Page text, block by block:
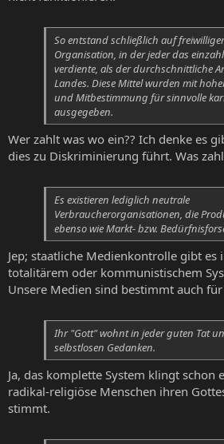
So entstand schließlich auf
Organisation, in der jeder das
verdiente, als der durchschnittliche
Landes. Diese Mittel wurden mit
und Mitbestimmung für sinnvolle
ausgegeben.
Wer zahlt was wo ein?? Ich denke es
dies zu Diskriminierung führt. Was
Es existieren lediglich neutrale
Verbraucherorganisationen, die
ebenso wie Markt- bzw.
Jep; staatliche Medienkontrolle gibt es
totalitärem oder kommunistischem
Unsere Medien sind bestimmt auch
Ihr "Gott" wohnt in jeder guten Tat
selbstlosen Gedanken.
Ja, das komplette System klingt schon
radikal-religiöse Menschen ihren
stimmt.